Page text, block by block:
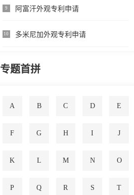
9 阿富汗外观专利申请
10 多米尼加外观专利申请
专题首拼
A B C D E
F G H I J
K L M N O
P Q R S T